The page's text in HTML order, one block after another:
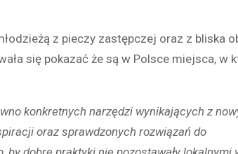
z pieczy zastępczej oraz z bliska
się pokazać że są w Polsce miejsca, w
konkretnych narzędzi wynikających z
oraz sprawdzonych rozwiązań do